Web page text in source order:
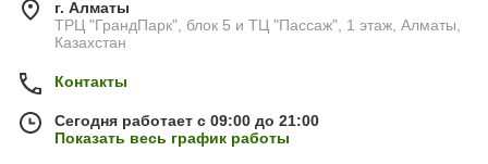
г. Алматы
ТРЦ "ГрандПарк", блок 5 и ТЦ "Пассаж", 1 этаж, Алматы,
Казахстан
Контакты
Сегодня работает с 09:00 до 21:00
Показать весь график работы